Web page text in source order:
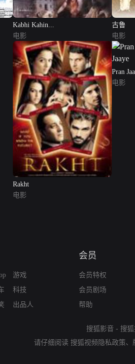
Kabhi Kahin...
电影
古鲁
电影
Rakht
电影
Pran
电影
游戏
科技
出品人
会员
会员特权
会员剧场
帮助
搜狐影音 - 搜
请仔细阅读 搜狐视频隐私政策、